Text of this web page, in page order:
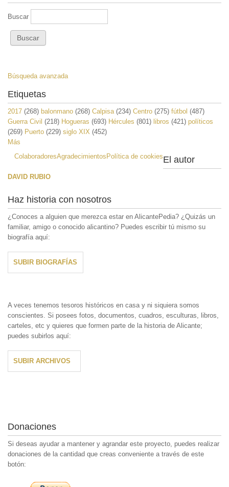
Buscar
Búsqueda avanzada
Etiquetas
2017 (268) balonmano (268) Calpisa (234) Centro (275) fútbol (487)
Guerra Civil (218) Hogueras (693) Hércules (801) libros (421) políticos
(269) Puerto (229) siglo XIX (452)
Más
ColaboradoresAgradecimientos Política de cookiesEl autor
DAVID RUBIO
Haz historia con nosotros
¿Conoces a alguien que merezca estar en AlicantePedia? ¿Quizás un
familiar, amigo o conocido alicantino? Puedes escribir tú mismo su
biografía aquí:
SUBIR BIOGRAFÍAS
A veces tenemos tesoros históricos en casa y ni siquiera somos
conscientes. Si posees fotos, documentos, cuadros, esculturas, libros,
carteles, etc y quieres que formen parte de la historia de Alicante;
puedes subirlos aquí:
SUBIR ARCHIVOS
Donaciones
Si deseas ayudar a mantener y agrandar este proyecto, puedes realizar
donaciones de la cantidad que creas conveniente a través de este
botón: